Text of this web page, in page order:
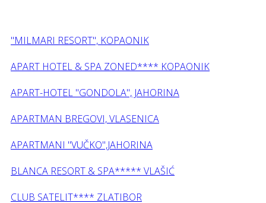
"MILMARI RESORT", KOPAONIK
APART HOTEL & SPA ZONED**** KOPAONIK
APART-HOTEL "GONDOLA", JAHORINA
APARTMAN BREGOVI, VLASENICA
APARTMANI "VUČKO",JAHORINA
BLANCA RESORT & SPA***** VLAŠIĆ
CLUB SATELIT**** ZLATIBOR